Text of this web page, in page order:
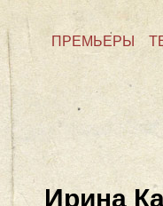
ПРЕМЬЕРЫ
Ирина